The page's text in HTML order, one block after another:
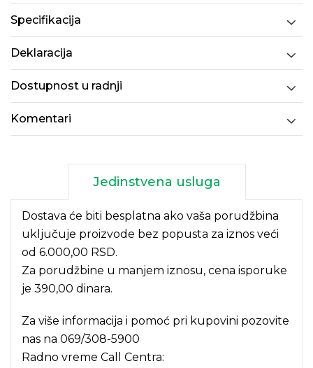
Specifikacija
Deklaracija
Dostupnost u radnji
Komentari
Jedinstvena usluga
Dostava će biti besplatna ako vaša porudžbina
uključuje proizvode bez popusta za iznos veći
od 6.000,00 RSD.
Za porudžbine u manjem iznosu, cena isporuke
je 390,00 dinara.
Za više informacija i pomoć pri kupovini pozovite
nas na 069/308-5900
Radno vreme Call Centra: